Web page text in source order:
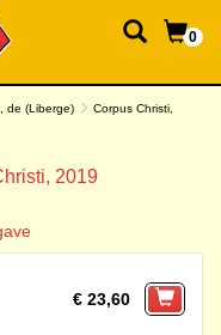
0
de (Liberge)
Corpus Christi,
2019
€ 23,60